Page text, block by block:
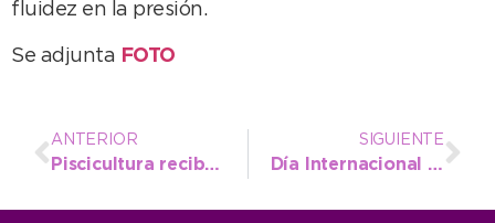
fluidez en la presión.
Se adjunta FOTO
ANTERIOR
Piscicultura recibió la donación de 300.000 ovas de pejerrey
SIGUIENTE
Día Internacional contra la Violencia hacia las Mujeres: Género organiza talleres de reflexión